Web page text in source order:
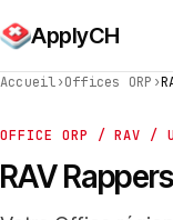
ApplyCH
Accueil›Offices ORP ›
OFFICE ORP / RAV /
RAV